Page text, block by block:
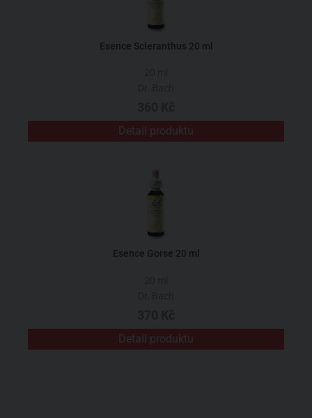
Esence Scleranthus 20 ml
Detail produktu
Esence Gorse 20 ml
Detail produktu